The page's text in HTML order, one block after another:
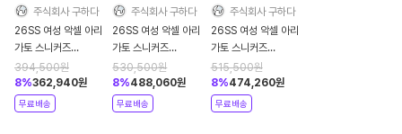
주식회사 구하다
26SS 여성 악셀 아리
가토 스니커즈
F3534001 Black
394,500원
8%362,940원
무료배송
주식회사 구하다
26SS 여성 악셀 아리
가토 스니커즈
F3669001 Brown
530,500원
8%488,060원
무료배송
주식회사 구하다
26SS 여성 악셀 아리
가토 스니커즈
F3642002 Brown
515,500원
8%474,260원
무료배송